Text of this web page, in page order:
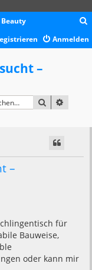
c
Anmelden
–
SUCHE
–
für
Bauweise,
oder kann mir